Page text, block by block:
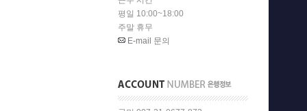
평일 10:00~18:00
주말 휴무
E-mail 문의